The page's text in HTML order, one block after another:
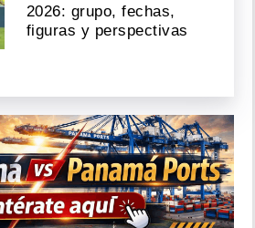
2026: grupo, fechas,
figuras y perspectivas